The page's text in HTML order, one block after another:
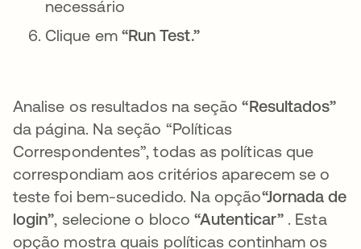
necessário
Clique em “Run Test.”
Analise os resultados na seção“Resultados”
da página. Na seção “Políticas
Correspondentes”, todas as políticas que
correspondiam aos critérios aparecem se o
teste foi bem-sucedido. Na opção“Jornada de
login”, selecione o bloco“Autenticar” . Esta
opção mostra quais políticas continham os